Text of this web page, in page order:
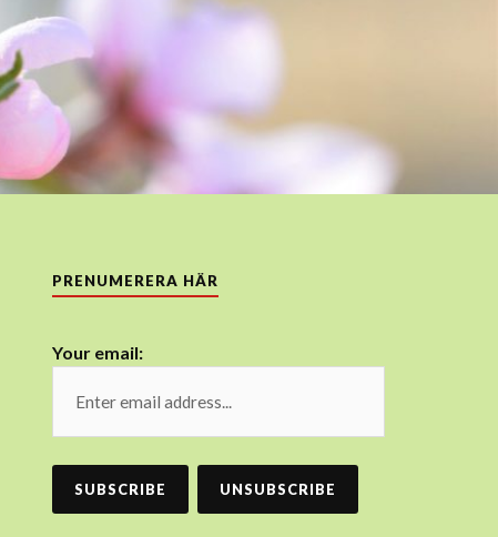
PRENUMERERA HÄR
Your email: